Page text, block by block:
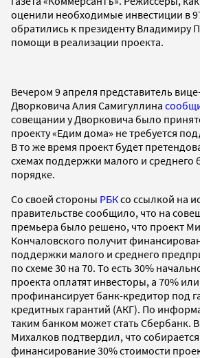
оценили необходимые инвестиции в
обратились к президенту Владимиру
помощи в реализации проекта.
Вечером 9 апреля представитель
Дворковича Алия Самигуллина
совещании у Дворковича было
проекту «Едим дома» не требуется
В то же время проект будет
схемах поддержки малого и среднего
порядке.
Со своей стороны РБКсо ссылкой на
правительстве сообщило, что на
премьера было решено, что проект
Кончаловского получит
поддержки малого и среднего
по схеме 30 на 70. То есть 30%
проекта оплатят инвесторы, а 70%
профинансирует банк-кредитор под
кредитных гарантий (АКГ). По
таким банком может стать Сбербанк.
Михалков подтвердил, что
финансирование 30% стоимости